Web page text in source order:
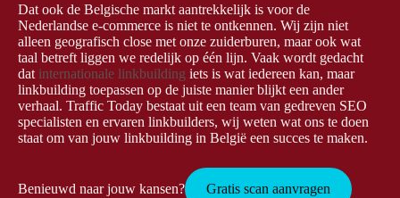
Dat ook de Belgische markt aantrekkelijk is voor de
Nederlandse e-commerce is niet te ontkennen. Wij zijn niet
alleen geografisch close met onze zuiderburen, maar ook wat
taal betreft liggen we redelijk op één lijn. Vaak wordt gedacht
dat internationale linkbuilding iets is wat iedereen kan, maar
linkbuilding toepassen op de juiste manier blijkt een ander
verhaal. Traffic Today bestaat uit een team van gedreven SEO
specialisten en ervaren linkbuilders, wij weten wat ons te doen
staat om van jouw linkbuilding in België een succes te maken.
Benieuwd naar jouw kansen? Gratis scan aanvragen